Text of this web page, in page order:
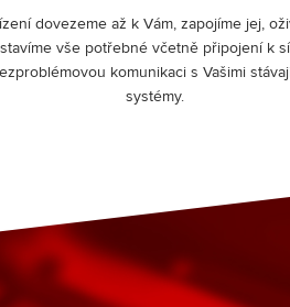
dovezeme až k Vám, zapojíme jej,
vše potřebné včetně připojení k
komunikaci s Vašimi
systémy.